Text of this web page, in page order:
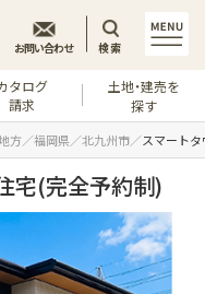
タログ
請求
土地・建売を
探す
お問い合わせ 検索
方 福岡県 北九州市 スマート
宅(完全予約制)